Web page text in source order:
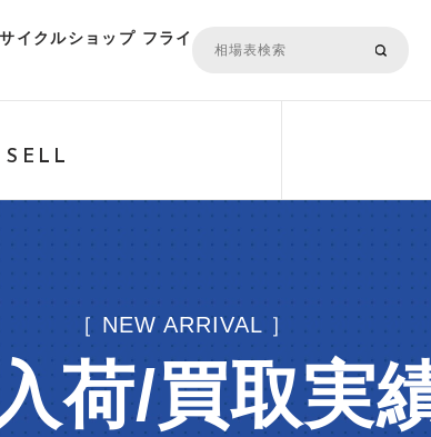
イクルショップ フライ
SELL
［ NEW ARRIVAL ］
荷/買取実